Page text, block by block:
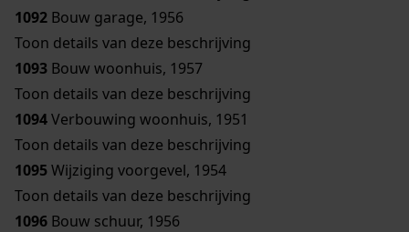
1092 Bouw garage, 1956
Toon details van deze beschrijving
1093 Bouw woonhuis, 1957
Toon details van deze beschrijving
1094Verbouwing woonhuis, 1951
Toon details van deze beschrijving
1095Wijziging voorgevel, 1954
Toon details van deze beschrijving
1096 Bouw schuur, 1956